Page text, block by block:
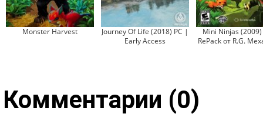
Monster Harvest
Journey Of Life (2018) PC |
Early Access
Mini Ninjas
RePack от R.G.
Комментарии (0)